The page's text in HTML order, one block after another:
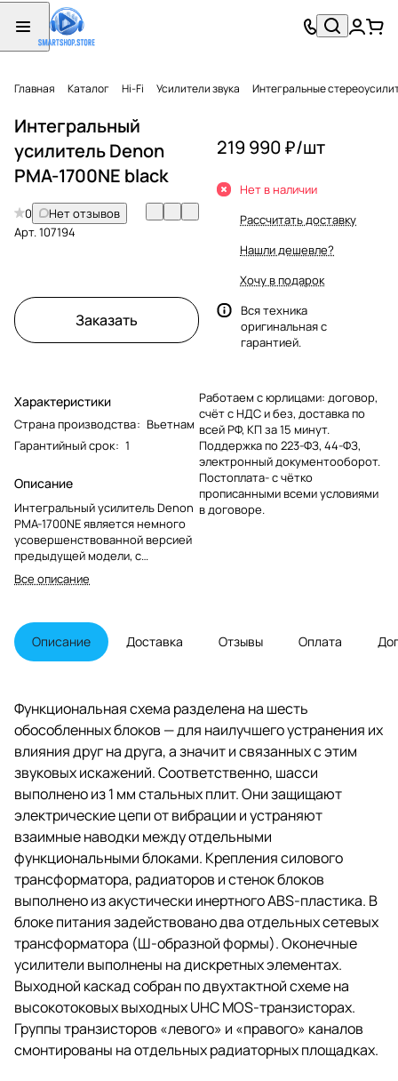
Главная Каталог Hi-Fi Усилители звука Интегральные
Интегральный
усилитель Denon
PMA-1700NE black
0
Нет отзывов
Арт.107194
Заказать
Характеристики
Страна производства: Вьетнам
Гарантийный срок: 1
Описание
Интегральный усилитель Denon
PMA-1700NE является немного
усовершенствованной версией
предыдущей модели, с
аналогичными функциональными
возможностями. Аппарат имеет
передней панелью из алюминия,
в центре которой находится
крупная рукоятка регулировки
НЧ и ВЧ, а также стерео баланса.
Все описание
219 990 ₽/шт
Нет в наличии
Рассчитать доставку
Нашли дешевле?
Хочу в подарок
Вся техника
оригинальная с
гарантией.
Работаем с юрлицами: договор,
счёт с НДС и без, доставка по
всей РФ, КП за 15 минут.
Поддержка по 223-ФЗ, 44-ФЗ,
электронный документооборот.
Постоплата- с чётко
прописанными всеми условиями
в договоре.
Описание Доставка Отзывы Оплата
Функциональная схема разделена на шесть
обособленных блоков — для наилучшего устранения их
влияния друг на друга, а значит и связанных с этим
звуковых искажений. Соответственно, шасси
выполнено из 1 мм стальных плит. Они защищают
электрические цепи от вибрации и устраняют
взаимные наводки между отдельными
функциональными блоками. Крепления силового
трансформатора, радиаторов и стенок блоков
выполнено из акустически инертного ABS-пластика. В
блоке питания задействовано два отдельных сетевых
трансформатора (Ш-образной формы). Оконечные
усилители выполнены на дискретных элементах.
Выходной каскад собран по двухтактной схеме на
высокотоковых выходных UHC MOS-транзисторах.
Группы транзисторов «левого» и «правого» каналов
смонтированы на отдельных радиаторных площадках.